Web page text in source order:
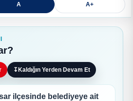
A A+
↧Kaldığın Yerden Devam Et
ilçesinde belediyeye ait